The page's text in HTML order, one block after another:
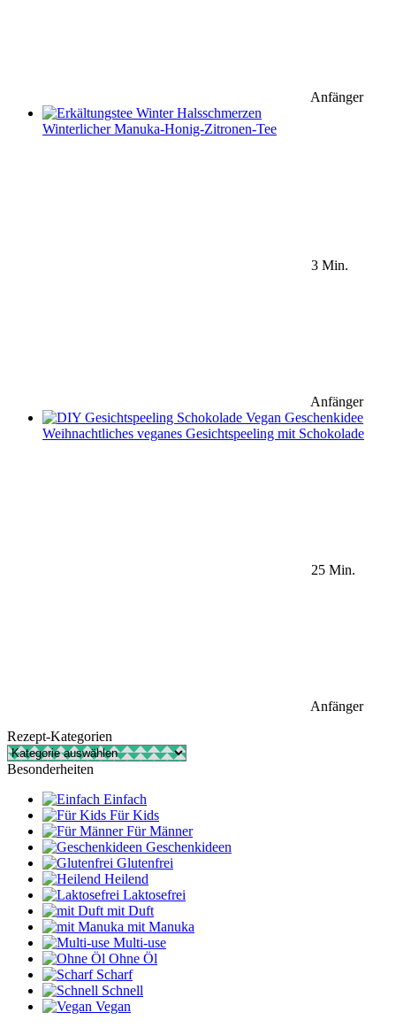
Anfänger
Winterlicher Manuka-Honig-Zitronen-Tee
3 Min.
Anfänger
Weihnachtliches veganes Gesichtspeeling mit Schokolade
25 Min.
Anfänger
Rezept-Kategorien
Rezept-
Kategorien
Besonderheiten
Einfach
Für Kids
Für Männer
Geschenkideen
Glutenfrei
Heilend
Laktosefrei
mit Duft
mit Manuka
Multi-use
Ohne Öl
Scharf
Schnell
Vegan